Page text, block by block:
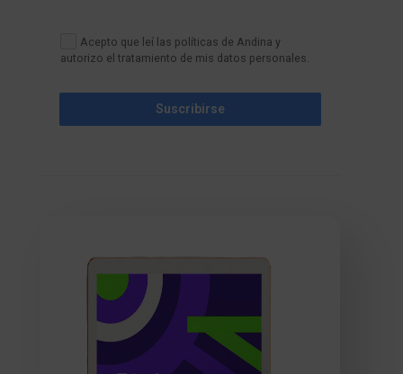
Acepto que leí las políticas de Andina y
autorizo el tratamiento de mis datos personales.
Suscribirse